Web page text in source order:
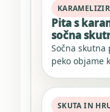
Pita s
sočna
Sočna
peko objame
SKUTA IN